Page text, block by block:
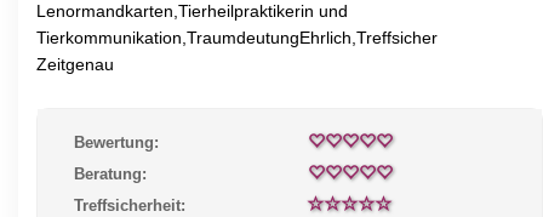
Lenormandkarten,Tierheilpraktikerin und
Tierkommunikation,TraumdeutungEhrlich,Treffsicher
Zeitgenau
Bewertung:
Beratung:
Treffsicherheit: